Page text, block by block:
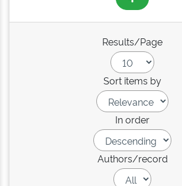
Results/Page
Sort items by
In order
Authors/record